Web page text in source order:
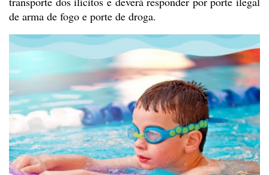
de arma de fogo e porte de droga.